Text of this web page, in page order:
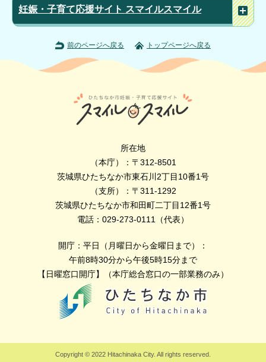
妊娠・子育て応援サイト スマイルスマイル
前のページへ戻る トップページへ戻る
所在地
（本庁）：〒312-8501
茨城県ひたちなか市東石川2丁目10番1号
（支所）：〒311-1292
茨城県ひたちなか市和田町二丁目12番1号
電話：029-273-0111（代表）
開庁：平日（月曜日から金曜日まで）：
午前8時30分から午後5時15分まで
【日曜窓口開庁】（本庁総合窓口の一部業務のみ）
Copyright © 2022 Hitachinaka City. All rights reserved.